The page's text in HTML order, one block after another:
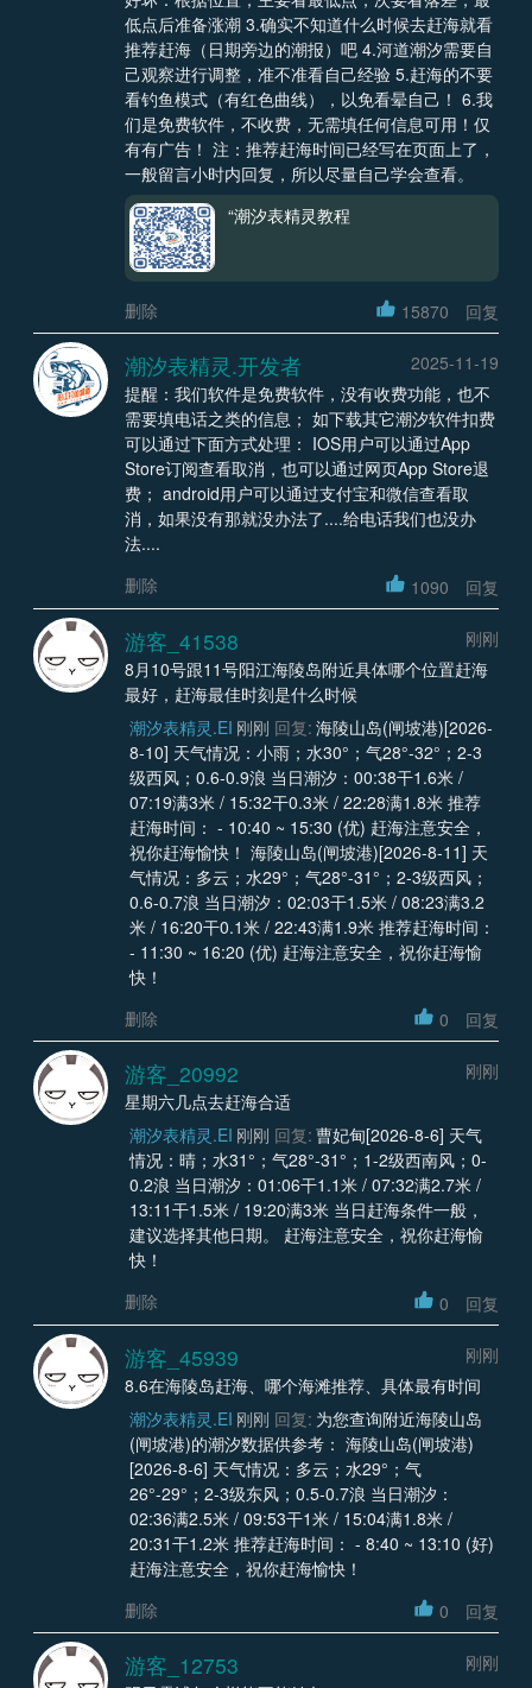
低点后准备涨潮 3.确实不知道什么时候去赶海就看
推荐赶海（日期旁边的潮报）吧 4.河道潮汐需要自
己观察进行调整，准不准看自己经验 5.赶海的不要
看钓鱼模式（有红色曲线），以免看晕自己！ 6.我
们是免费软件，不收费，无需填任何信息可用！仅
有有广告！ 注：推荐赶海时间已经写在页面上了，
一般留言小时内回复，所以尽量自己学会查看。
“潮汐表精灵教程
删除 15870 回复
潮汐表精灵.开发者
2025-11-19
提醒：我们软件是免费软件，没有收费功能，也不
需要填电话之类的信息； 如下载其它潮汐软件扣费
可以通过下面方式处理： IOS用户可以通过App
Store订阅查看取消，也可以通过网页App Store退
费； android用户可以通过支付宝和微信查看取
消，如果没有那就没办法了....给电话我们也没办
法....
删除
1090 回复
游客_41538
刚刚
8月10号跟11号阳江海陵岛附近具体哪个位置赶海
最好，赶海最佳时刻是什么时候
潮汐表精灵.EI 刚刚 回复: 海陵山岛(闸坡港)[2026-
8-10] 天气情况：小雨；水30°；气28°-32°；2-3
级西风；0.6-0.9浪 当日潮汐：00:38干1.6米 /
07:19满3米 / 15:32干0.3米 / 22:28满1.8米 推荐
赶海时间： - 10:40 ~ 15:30 (优) 赶海注意安全，
祝你赶海愉快！ 海陵山岛(闸坡港)[2026-8-11] 天
气情况：多云；水29°；气28°-31°；2-3级西风；
0.6-0.7浪 当日潮汐：02:03干1.5米 / 08:23满3.2
米 / 16:20干0.1米 / 22:43满1.9米 推荐赶海时间：
- 11:30 ~ 16:20 (优) 赶海注意安全，祝你赶海愉
快！
删除
0 回复
游客_20992
刚刚
星期六几点去赶海合适
潮汐表精灵.EI 刚刚 回复: 曹妃甸[2026-8-6] 天气
情况：晴；水31°；气28°-31°；1-2级西南风；0-
0.2浪 当日潮汐：01:06干1.1米 / 07:32满2.7米 /
13:11干1.5米 / 19:20满3米 当日赶海条件一般，
建议选择其他日期。 赶海注意安全，祝你赶海愉
快！
删除
0 回复
游客_45939
刚刚
8.6在海陵岛赶海、哪个海滩推荐、具体最有时间
潮汐表精灵.EI 刚刚 回复: 为您查询附近海陵山岛
(闸坡港)的潮汐数据供参考： 海陵山岛(闸坡港)
[2026-8-6] 天气情况：多云；水29°；气
26°-29°；2-3级东风；0.5-0.7浪 当日潮汐：
02:36满2.5米 / 09:53干1米 / 15:04满1.8米 /
20:31干1.2米 推荐赶海时间： - 8:40 ~ 13:10 (好)
赶海注意安全，祝你赶海愉快！
删除
0 回复
游客_12753
刚刚